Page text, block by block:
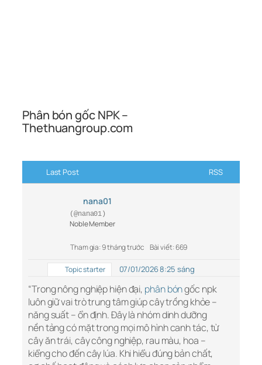
Phân bón gốc NPK –
Thethuangroup.com
Last Post RSS
nana01
(@nana01)
Noble Member
Tham gia: 9 tháng trước Bài viết: 669
Topic starter 07/01/2026 8:25 sáng
“Trong nông nghiệp hiện đại, phân bóngốc npk
luôn giữ vai trò trung tâm giúp cây trồng khỏe –
năng suất – ổn định. Đây là nhóm dinh dưỡng
nền tảng có mặt trong mọi mô hình canh tác, từ
cây ăn trái, cây công nghiệp, rau màu, hoa –
kiểng cho đến cây lúa. Khi hiểu đúng bản chất,